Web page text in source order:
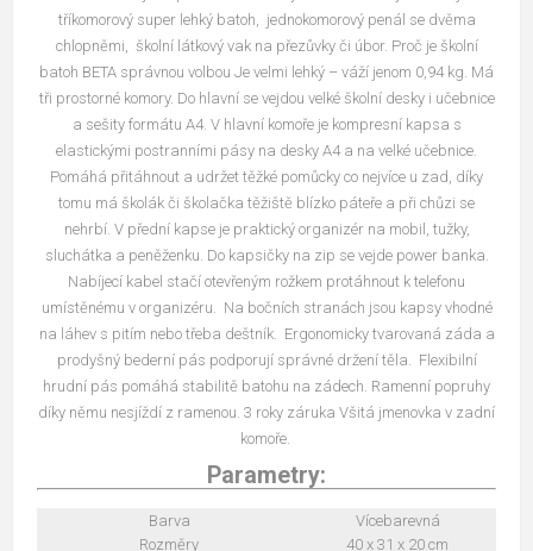
tříkomorový super lehký batoh, jednokomorový penál se dvěma
chlopněmi, školní látkový vak na přezůvky či úbor. Proč je školní
batoh BETA správnou volbou Je velmi lehký – váží jenom 0,94 kg. Má
tři prostorné komory. Do hlavní se vejdou velké školní desky i učebnice
a sešity formátu A4. V hlavní komoře je kompresní kapsa s
elastickými postranními pásy na desky A4 a na velké učebnice.
Pomáhá přitáhnout a udržet těžké pomůcky co nejvíce u zad, díky
tomu má školák či školačka těžiště blízko páteře a při chůzi se
nehrbí. V přední kapse je praktický organizér na mobil, tužky,
sluchátka a peněženku. Do kapsičky na zip se vejde power banka.
Nabíjecí kabel stačí otevřeným rožkem protáhnout k telefonu
umístěnému v organizéru. Na bočních stranách jsou kapsy vhodné
na láhev s pitím nebo třeba deštník. Ergonomicky tvarovaná záda a
prodyšný bederní pás podporují správné držení těla. Flexibilní
hrudní pás pomáhá stabilitě batohu na zádech. Ramenní popruhy
díky němu nesjíždí z ramenou. 3 roky záruka Všitá jmenovka v zadní
komoře.
Parametry:
Barva
Vícebarevná
Rozměry
40 x 31 x 20 cm